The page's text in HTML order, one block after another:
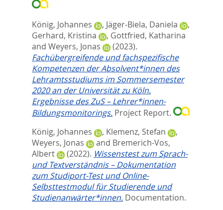
König, Johannes , Jäger-Biela, Daniela
,
Gerhard, Kristina
, Gottfried, Katharina
and Weyers, Jonas
(2023).
Fachübergreifende und fachspezifische
Kompetenzen der Absolvent*innen des
Lehramtsstudiums im Sommersemester
2020 an der Universität zu Köln.
Ergebnisse des ZuS – Lehrer*innen-
Bildungsmonitorings. Project Report.
König, Johannes
, Klemenz, Stefan
,
Weyers, Jonas
and Bremerich-Vos,
Albert
(2022). Wissenstest zum Sprach-
und Textverständnis – Dokumentation
zum Studiport-Test und Online-
Selbsttestmodul für Studierende und
Studienanwärter*innen. Documentation.